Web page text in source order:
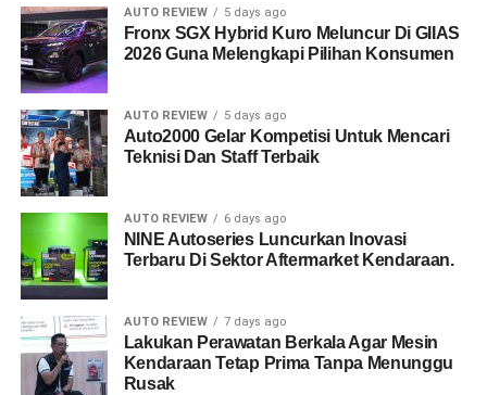
AUTO REVIEW 5 days ago
Fronx SGX Hybrid Kuro Meluncur Di GIIAS
2026 Guna Melengkapi Pilihan Konsumen
AUTO REVIEW 5 days ago
Auto2000 Gelar Kompetisi Untuk Mencari
Teknisi Dan Staff Terbaik
AUTO REVIEW 6 days ago
NINE Autoseries Luncurkan Inovasi
Terbaru Di Sektor Aftermarket Kendaraan.
AUTO REVIEW 7 days ago
Lakukan Perawatan Berkala Agar Mesin
Kendaraan Tetap Prima Tanpa Menunggu
Rusak